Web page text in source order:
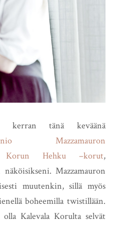
kerran tänä keväänä
Mazzamauron
Korun Hehku –korut,
Mazzamauron
muutenkin, sillä myös
boheemilla twistillään.
Kalevala Korulta selvät